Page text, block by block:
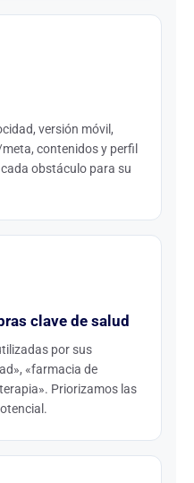
versión móvil,
contenidos y perfil
obstáculo para su
clave de salud
por sus
«farmacia de
Priorizamos las